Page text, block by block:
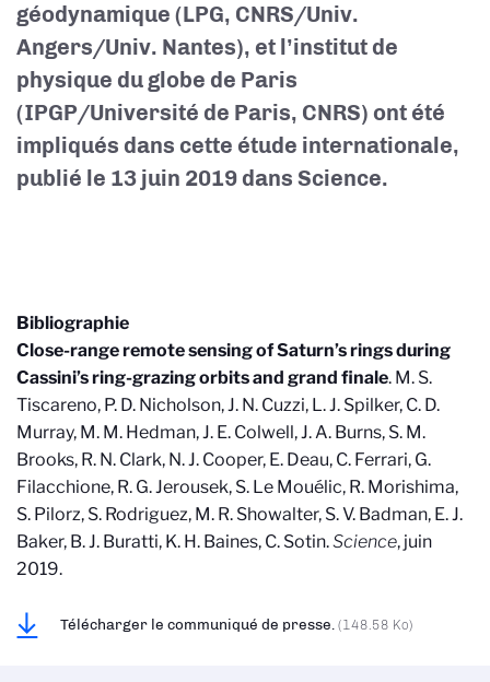
géodynamique (LPG, CNRS/Univ.
Angers/Univ. Nantes), et l’institut de
physique du globe de Paris
(IPGP/Université de Paris, CNRS) ont été
impliqués dans cette étude internationale,
publié le 13 juin 2019 dans Science.
Bibliographie
Close-range remote sensing of Saturn’s rings during
Cassini’s ring-grazing orbits and grand finale. M. S.
Tiscareno, P. D. Nicholson, J. N. Cuzzi, L. J. Spilker, C. D.
Murray, M. M. Hedman, J. E. Colwell, J. A. Burns, S. M.
Brooks, R. N. Clark, N. J. Cooper, E. Deau, C. Ferrari, G.
Filacchione, R. G. Jerousek, S. Le Mouélic, R. Morishima,
S. Pilorz, S. Rodriguez, M. R. Showalter, S. V. Badman, E. J.
Baker, B. J. Buratti, K. H. Baines, C. Sotin.Science, juin
2019.
Télécharger le communiqué de presse. (148.58 Ko)